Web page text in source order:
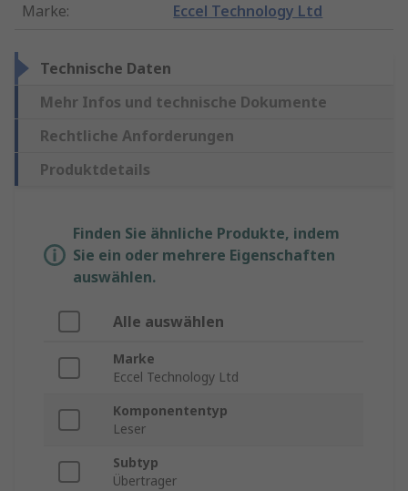
Marke: Eccel Technology Ltd
Technische Daten
Mehr Infos und technische Dokumente
Rechtliche Anforderungen
Produktdetails
Finden Sie ähnliche Produkte, indem
Sie ein oder mehrere Eigenschaften
auswählen.
Alle auswählen
Marke
Eccel Technology Ltd
Komponententyp
Leser
Subtyp
Übertrager